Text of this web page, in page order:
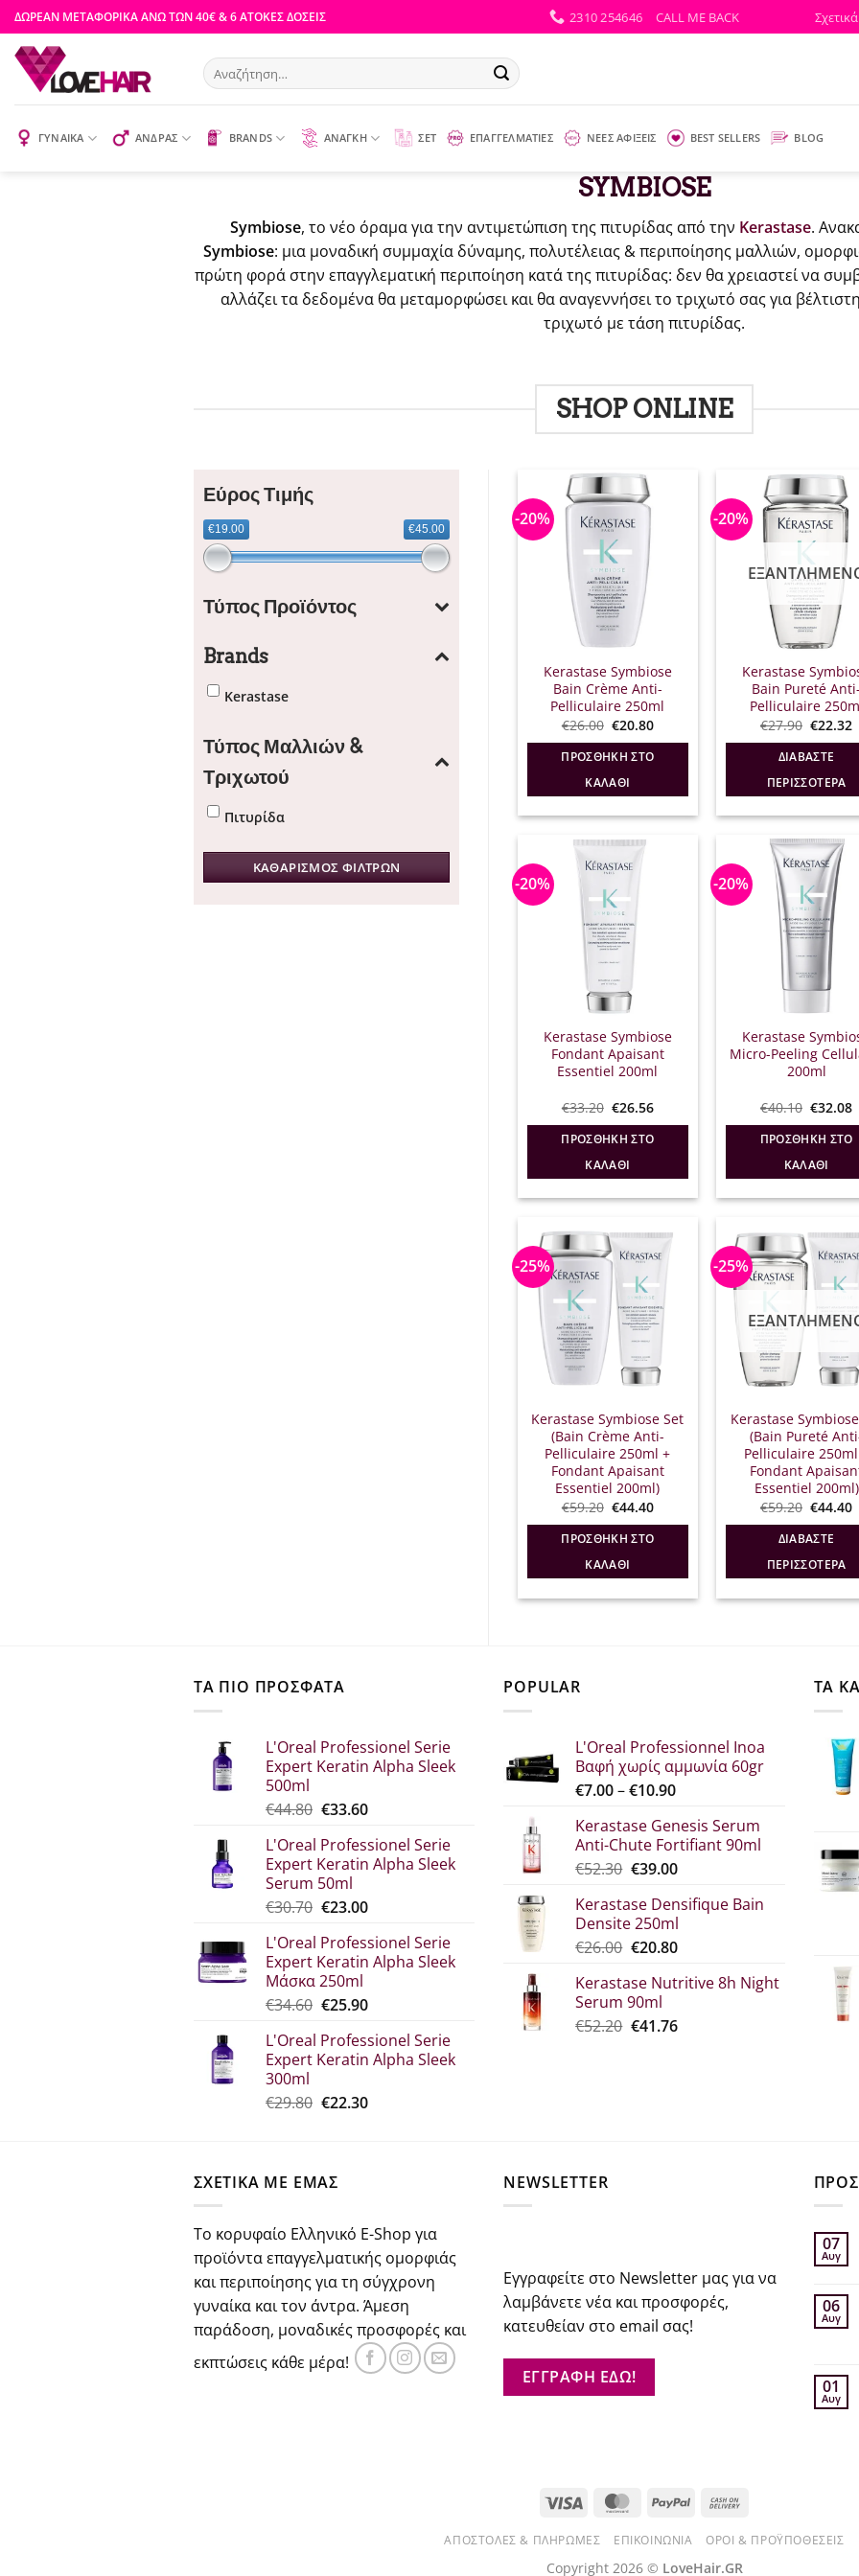
Μετάβαση
στο
περιεχόμενο
ΔΩΡΕΑΝ ΜΕΤΑΦΟΡΙΚΑ ΑΝΩ ΤΩΝ 40€ & 6 ΑΤΟΚΕΣ ΔΟΣΕΙΣ 2310 254646 CALL ME BACK
Αναζήτηση
για:
ΓΥΝΑΙΚΑ ΑΝΔΡΑΣ BRANDS ΑΝΑΓΚΗ ΣΕΤ ΕΠΑΓΓΕΛΜΑΤΙΕΣ ΝΕΕΣ ΑΦΙΞΕΙΣ BEST SELLERS BLOG
SYMBIOSE
Symbiose, το νέο όραμα για την αντιμετώπιση της πιτυρίδας από την Kerastase.
Symbiose: μια μοναδική συμμαχία δύναμης, πολυτέλειας & περιποίησης μαλλιών,
πρώτη φορά στην επαγγλεματική περιποίηση κατά της πιτυρίδας: δεν θα χρειαστεί να
αλλάζει τα δεδομένα θα μεταμορφώσει και θα αναγεννήσει το τριχωτό σας για
τριχωτό με τάση πιτυρίδας.
SHOP ONLINE
Εύρος Τιμής
€19.00 €45.00
Τύπος Προϊόντος
Brands
Kerastase
Τύπος Μαλλιών &
Τριχωτού
Πιτυρίδα
ΚΑΘΑΡΙΣΜΟΣ ΦΙΛΤΡΩΝ
-20%
Kerastase Symbiose
Bain Crème Anti-
Pelliculaire 250ml
€26.00 Original
was:
€26.00.
€20.80Η
τιμή
είναι:
ΠΡΟΣΘΉΚΗ ΣΤΟ
ΚΑΛΆΘΙ
-20%
Kerastase
Bain Pureté Anti-
Pelliculaire
€27.90 Original
was:
€27.90.
€22.32
ΔΙΑΒΆΣΤΕ
ΠΕΡΙΣΣΌΤΕΡΑ
-20%
Kerastase Symbiose
Fondant Apaisant
Essentiel 200ml
€33.20 Original
was:
€33.20.
€26.56Η
τιμή
είναι:
ΠΡΟΣΘΉΚΗ ΣΤΟ
ΚΑΛΆΘΙ
-20%
Kerastase
Micro-Peeling
200ml
€40.10 Original
was:
€40.10.
€32.08Η
ΠΡΟΣΘΉΚΗ ΣΤΟ
ΚΑΛΆΘΙ
-25%
Kerastase Symbiose Set
(Bain Crème Anti-
Pelliculaire 250ml +
Fondant Apaisant
Essentiel 200ml)
€59.20 Original
was:
€59.20.
€44.40Η
τιμή
είναι:
ΠΡΟΣΘΉΚΗ ΣΤΟ
ΚΑΛΆΘΙ
-25%
Kerastase
(Bain Pureté
Pelliculaire
Fondant
Essentiel 200ml)
€59.20 Original
was:
€59.20.
€44.40Η
ΔΙΑΒΆΣΤΕ
ΠΕΡΙΣΣΌΤΕΡΑ
ΤΑ ΠΙΟ ΠΡΟΣΦΑΤΑ
L'Oreal Professionel Serie
Expert Keratin Alpha Sleek
500ml
€44.80 Original
was:
€44.80.
€33.60Η
τιμή
είναι:
L'Oreal Professionel Serie
Expert Keratin Alpha Sleek
Serum 50ml
€30.70 Original
was:
€30.70.
€23.00Η
τιμή
είναι:
L'Oreal Professionel Serie
Expert Keratin Alpha Sleek
Μάσκα 250ml
€34.60 Original
was:
€34.60.
€25.90Η
τιμή
είναι:
L'Oreal Professionel Serie
Expert Keratin Alpha Sleek
300ml
€29.80 Original
€22.30Η
POPULAR
L'Oreal Professionnel Inoa
Βαφή χωρίς αμμωνία 60gr
€7.00–€10.90Price
€7.00
through
€10.90
Kerastase Genesis Serum
Anti-Chute Fortifiant 90ml
€52.30 Original
was:
€52.30.
€39.00Η
τιμή
είναι:
€39.00.
Kerastase Densifique Bain
Densite 250ml
€26.00 Original
was:
€26.00.
€20.80Η
τιμή
€20.80.
Kerastase Nutritive 8h Night
Serum 90ml
€52.20 Original
€41.76Η
ΤΑ
ΣΧΕΤΙΚΑ ΜΕ ΕΜΑΣ
Το κορυφαίο Ελληνικό E-Shop για
προϊόντα επαγγελματικής ομορφιάς
και περιποίησης για τη σύγχρονη
γυναίκα και τον άντρα. Άμεση
παράδοση, μοναδικές προσφορές και
εκπτώσεις κάθε μέρα!
NEWSLETTER
Εγγραφείτε στο Newsletter μας για να
λαμβάνετε νέα και προσφορές,
κατευθείαν στο email σας!
ΕΓΓΡΑΦΗ ΕΔΩ!
07
Αυγ
06
Αυγ
01
Αυγ
Visa MasterCardPayPal
Delivery
ΑΠΟΣΤΟΛΈΣ & ΠΛΗΡΩΜΈΣ ΕΠΙΚΟΙΝΩΝΊΑ ΌΡΟΙ & ΠΡΟΫΠΟΘΈΣΕΙΣ
Copyright 2026 © LoveHair.GR